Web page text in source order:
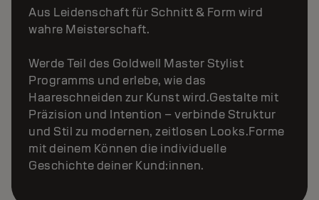
Aus Leidenschaft für Schnitt & Form wird
wahre Meisterschaft.
Werde Teil des Goldwell Master Stylist
Programms und erlebe, wie das
Haareschneiden zur Kunst wird.Gestalte mit
Präzision und Intention – verbinde Struktur
und Stil zu modernen, zeitlosen Looks.Forme
mit deinem Können die individuelle
Geschichte deiner Kund:innen.